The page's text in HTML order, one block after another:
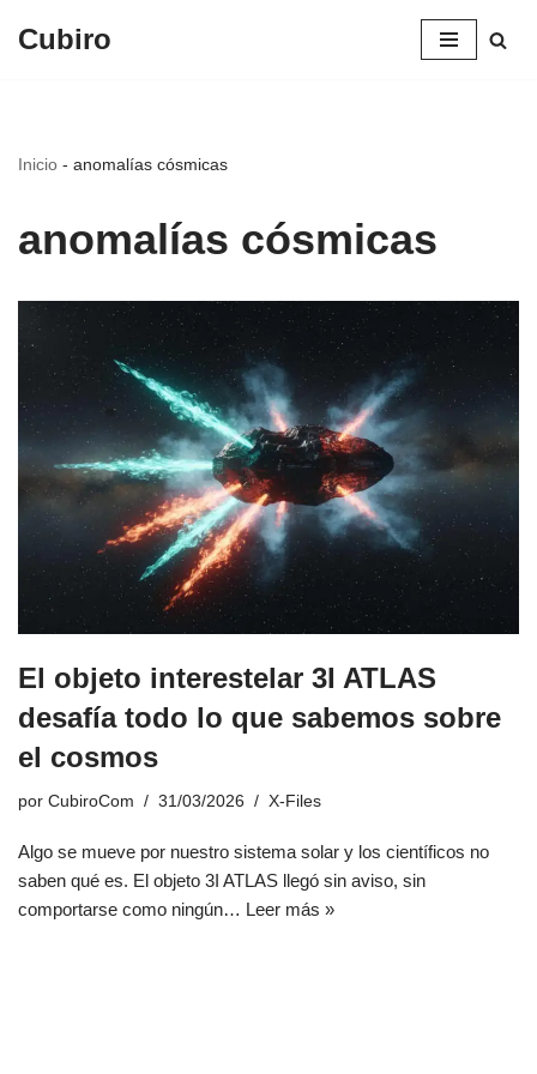
Cubiro
Inicio - anomalías cósmicas
anomalías cósmicas
El objeto interestelar 3I ATLAS
desafía todo lo que sabemos sobre
el cosmos
por CubiroCom 31/03/2026 X-Files
Algo se mueve por nuestro sistema solar y los científicos no
saben qué es. El objeto 3I ATLAS llegó sin aviso, sin
comportarse como ningún… Leer más »